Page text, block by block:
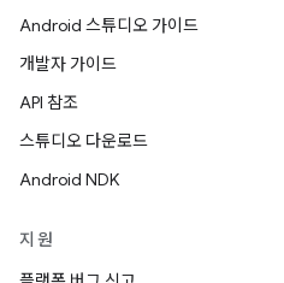
Android 스튜디오 가이드
개발자 가이드
API 참조
스튜디오 다운로드
Android NDK
지원